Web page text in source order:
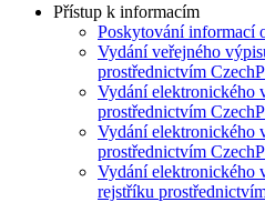
Přístup k informacím
Poskytování informací
Vydání veřejného
prostřednictvím
Vydání elektronického
prostřednictvím
Vydání elektronického
prostřednictvím
Vydání elektronického
rejstříku